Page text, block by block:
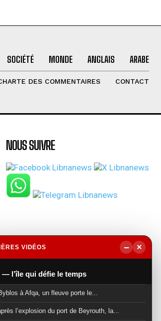
SOCIÉTÉ MONDE ANGLAIS ARABE
DES COMMENTAIRES CONTACT
NOUS SUIVRE
VIDÉOS − ×
— l’île qui défie le temps
à Afqa, un fleuve porte le...
l’explosion du port de Beyrouth, la...